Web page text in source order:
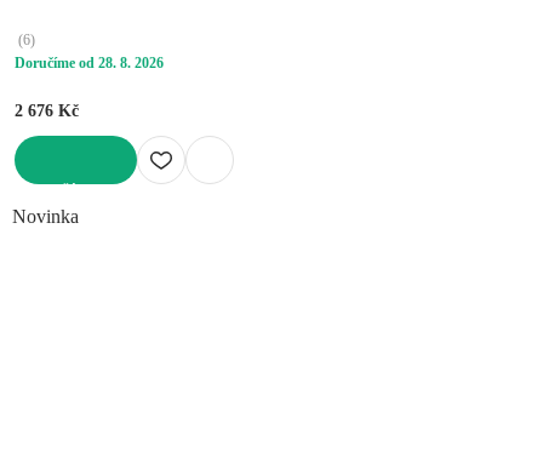
(6)
Doručíme od 28. 8. 2026
2 676 Kč
Novinka